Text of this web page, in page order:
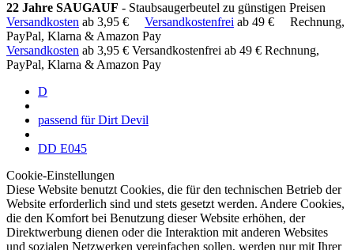
22 Jahre SAUGAUF - Staubsaugerbeutel zu günstigen Preisen
Versandkosten ab 3,95 € Versandkostenfrei ab 49 €
Rechnung,
PayPal, Klarna & Amazon Pay
Versandkosten ab 3,95 € Versandkostenfrei ab 49 € Rechnung,
PayPal, Klarna & Amazon Pay
D
passend für Dirt Devil
DD E045
Cookie-Einstellungen
Diese Website benutzt Cookies, die für den technischen Betrieb der
Website erforderlich sind und stets gesetzt werden. Andere Cookies,
die den Komfort bei Benutzung dieser Website erhöhen, der
Direktwerbung dienen oder die Interaktion mit anderen Websites
und sozialen Netzwerken vereinfachen sollen, werden nur mit Ihrer